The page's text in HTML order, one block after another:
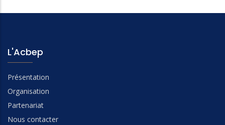
L'Acbep
Présentation
Organisation
Partenariat
Nous contacter